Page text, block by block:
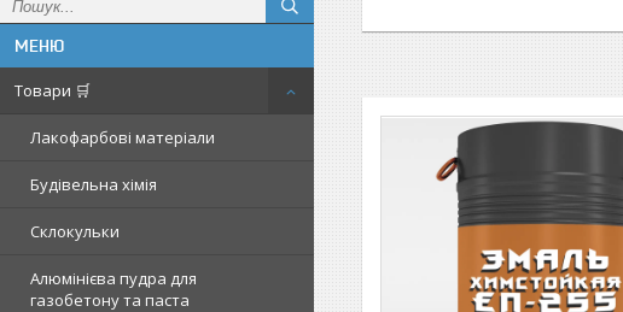
Товари 🛒
Лакофарбові матеріали
Будівельна хімія
Склокульки
Алюмінієва пудра для
газобетону та паста